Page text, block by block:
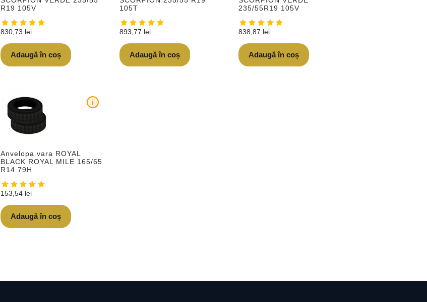
R19 105V
830,73 lei
Adaugă în coș
105T
893,77 lei
Adaugă în coș
235/55R19 105V
838,87 lei
Adaugă în coș
Anvelopa vara ROYAL
BLACK ROYAL MILE 165/65
R14 79H
i
153,54 lei
Adaugă în coș